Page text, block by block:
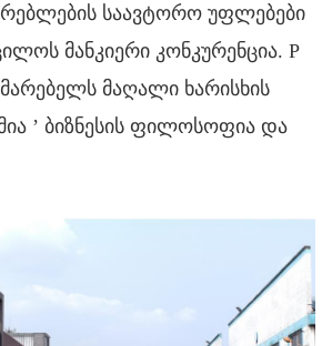
საავტორო უფლებები
მანკიერი კონკურენცია. P
მაღალი ხარისხის
’ ბიზნესის ფილოსოფია და